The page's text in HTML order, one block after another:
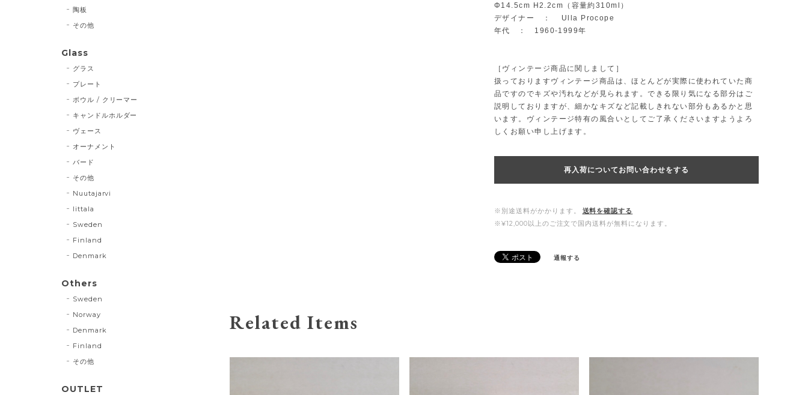
Φ14.5cm H2.2cm（容量約310ml）
デザイナー ： Ulla Procope
年代 ： 1960-1999年
［ヴィンテージ商品に関しまして］
扱っておりますヴィンテージ商品は、ほとんどが実際に使われていた商
品ですのでキズや汚れなどが見られます。できる限り気になる部分はご
説明しておりますが、細かなキズなど記載しきれない部分もあるかと思
います。ヴィンテージ特有の風合いとしてご了承くださいますようよろ
しくお願い申し上げます。
再入荷についてお問い合わせをする
※別途送料がかかります。
送料を確認する
※¥12,000以上のご注文で国内送料が無料になります。
通報する
Related Items
陶板
その他
Glass
グラス
プレート
ボウル / クリーマー
キャンドルホルダー
ヴェース
オーナメント
バード
その他
Nuutajarvi
Iittala
Sweden
Finland
Denmark
Others
Sweden
Norway
Denmark
Finland
その他
OUTLET